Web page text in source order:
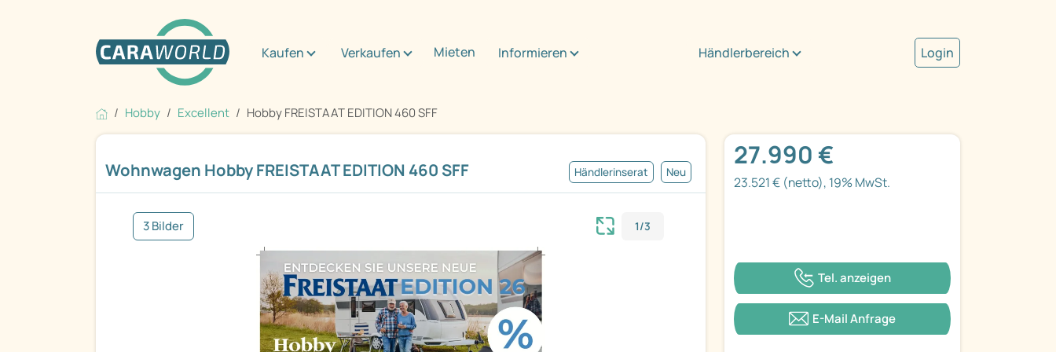
Kaufen Verkaufen Mieten Informieren Händlerbereich Login
Hobby Excellent Hobby FREISTAAT EDITION 460 SFF
Wohnwagen Hobby FREISTAAT EDITION 460 SFF Händlerinserat Neu
3 Bilder 1/3
27.990 €
23.521 € (netto), 19% MwSt.
Tel. anzeigen
E-Mail Anfrage